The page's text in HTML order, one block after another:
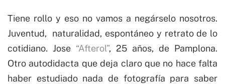
Tiene rollo y eso no vamos a negárselo nosotros.
Juventud, naturalidad, espontáneo y retrato de lo
cotidiano. Jose “Afterol”, 25 años, de Pamplona.
Otro autodidacta que deja claro que no hace falta
haber estudiadonada de fotografía para saber